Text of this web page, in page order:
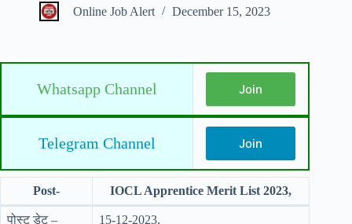
Online Job Alert December 15, 2023
Whatsapp Channel Join
Telegram Channel Join
Post- IOCL Apprentice Merit List 2023,
पोस्ट डेट – 15-12-2023,